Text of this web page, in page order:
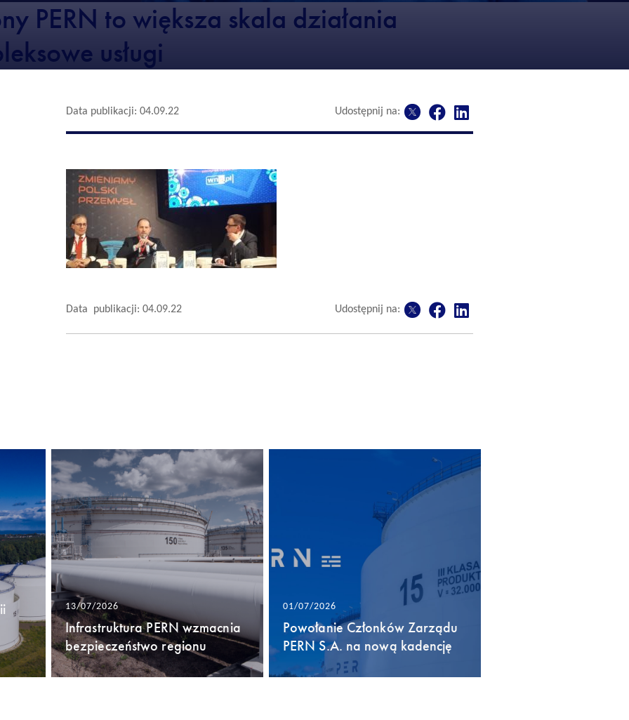
PERN to większa skala działania
usługi
Data publikacji: 04.09.22 Udostępnij na:
Data publikacji: 04.09.22 Udostępnij na:
13/07/2026
Infrastruktura PERN wzmacnia
bezpieczeństwo regionu
01/07/2026
Powołanie Członków Zarządu
PERN S.A. na nową kadencję